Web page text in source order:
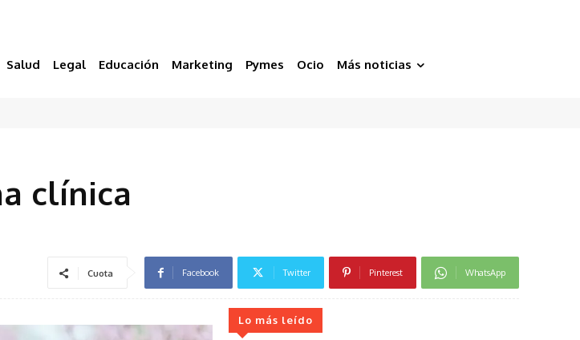
Salud Legal Educación Marketing Pymes Ocio Más noticias
clínica
Cuota Facebook Twitter Pinterest WhatsApp
Lo más leído